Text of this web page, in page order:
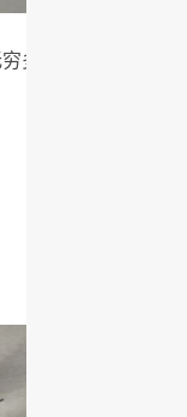
多最优解，在AB线